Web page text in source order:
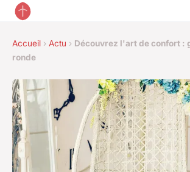
Accueil › Actu › Découvrez l'art de confort :
ronde